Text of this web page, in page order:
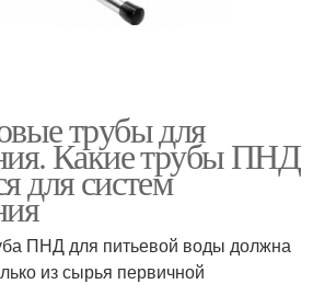
трубы для
Какие трубы ПНД
для систем
ПНД для питьевой воды должна
из сырья первичной